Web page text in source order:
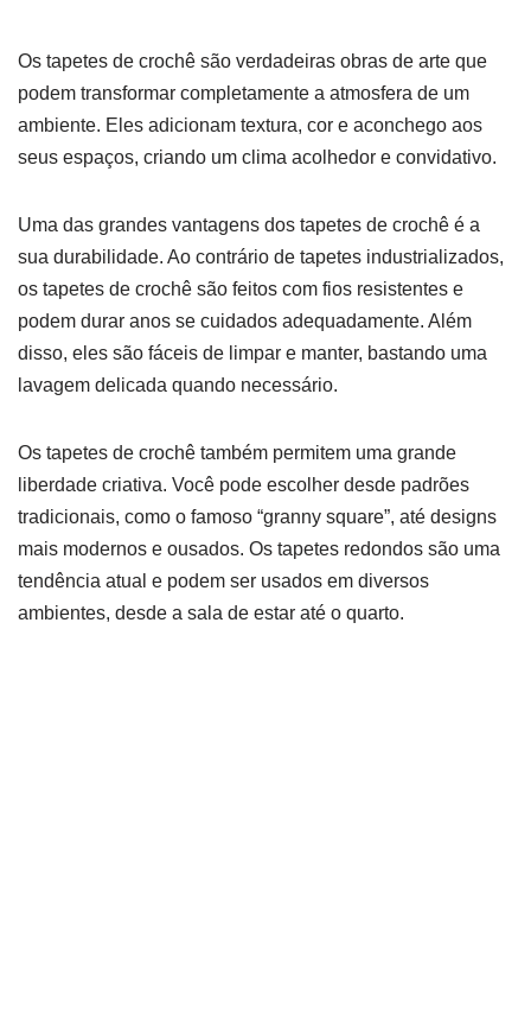
Os tapetes de crochê são verdadeiras obras de arte que
podem transformar completamente a atmosfera de um
ambiente. Eles adicionam textura, cor e aconchego aos
seus espaços, criando um clima acolhedor e convidativo.
Uma das grandes vantagens dos tapetes de crochê é a
sua durabilidade. Ao contrário de tapetes industrializados,
os tapetes de crochê são feitos com fios resistentes e
podem durar anos se cuidados adequadamente. Além
disso, eles são fáceis de limpar e manter, bastando uma
lavagem delicada quando necessário.
Os tapetes de crochê também permitem uma grande
liberdade criativa. Você pode escolher desde padrões
tradicionais, como o famoso “granny square”, até designs
mais modernos e ousados. Os tapetes redondos são uma
tendência atual e podem ser usados em diversos
ambientes, desde a sala de estar até o quarto.